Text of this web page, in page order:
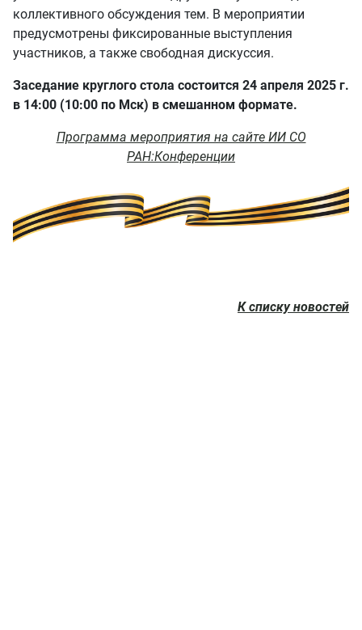
коллективного обсуждения тем. В мероприятии
предусмотрены фиксированные выступления
участников, а также свободная дискуссия.
Заседание круглого стола состоится 24 апреля 2025 г.
в 14:00 (10:00 по Мск) в смешанном формате.
Программа мероприятия на сайте ИИ СО
РАН:Конференции
К списку новостей